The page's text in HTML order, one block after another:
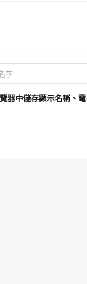
器中儲存顯示名稱、